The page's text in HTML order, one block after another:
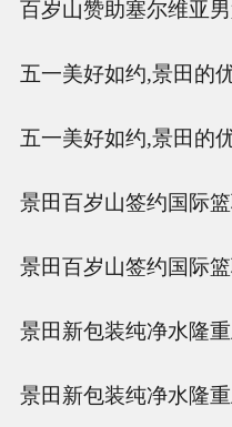
五一美好如约,景田的
五一美好如约,景田的
景田百岁山签约国际
景田百岁山签约国际
景田新包装纯净水隆
景田新包装纯净水隆